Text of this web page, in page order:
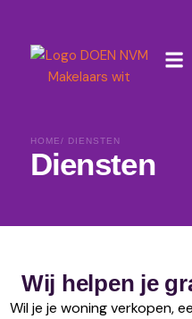
HOME/ DIENSTEN
Diensten
Wij helpen je
Wil je je woning verkopen,